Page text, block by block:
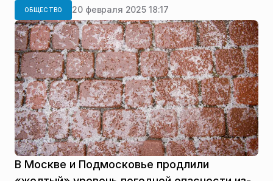
ОБЩЕСТВО 20 февраля 2025 18:17
В Москве и Подмосковье продлили